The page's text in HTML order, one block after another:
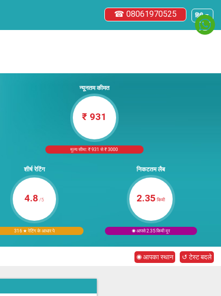
हिंदी ▼
☎ 08061970525
न्यूनतम कीमत
₹ 931
मूल्य सीमा: ₹ 931 से ₹ 3000
शीर्ष रेटिंग
4.8 /5
316 ★ रेटिंग के आधार पे
निकटतम लैब
2.35 किमी
◉ आपसे 2.35 किमी दूर
◉ आपका स्थान ↺ टेस्ट बदले